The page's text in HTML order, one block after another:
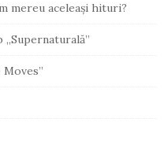
mereu aceleași hituri?
Moves”